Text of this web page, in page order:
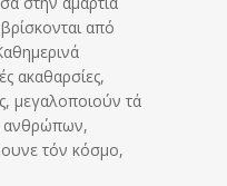
από
ακαθαρσίες,
μεγαλοποιούν τά
ανθρώπων,
τόν κόσμο,